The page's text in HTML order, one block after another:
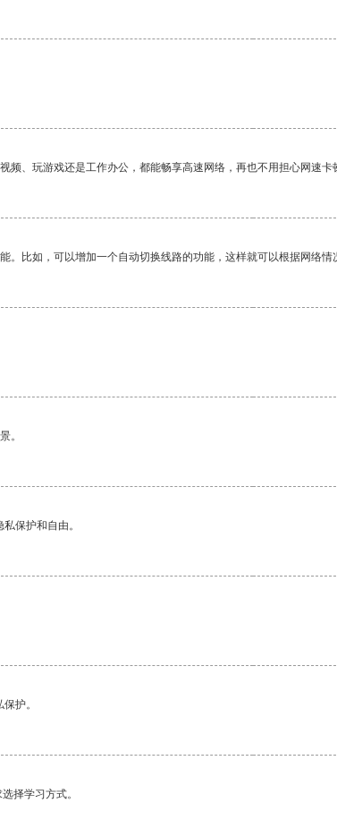
频、玩游戏还是工作办公，都能畅享高速网络，再也不用担心网速
。比如，可以增加一个自动切换线路的功能，这样就可以根据网络情
。
保护和自由。
护。
择学习方式。